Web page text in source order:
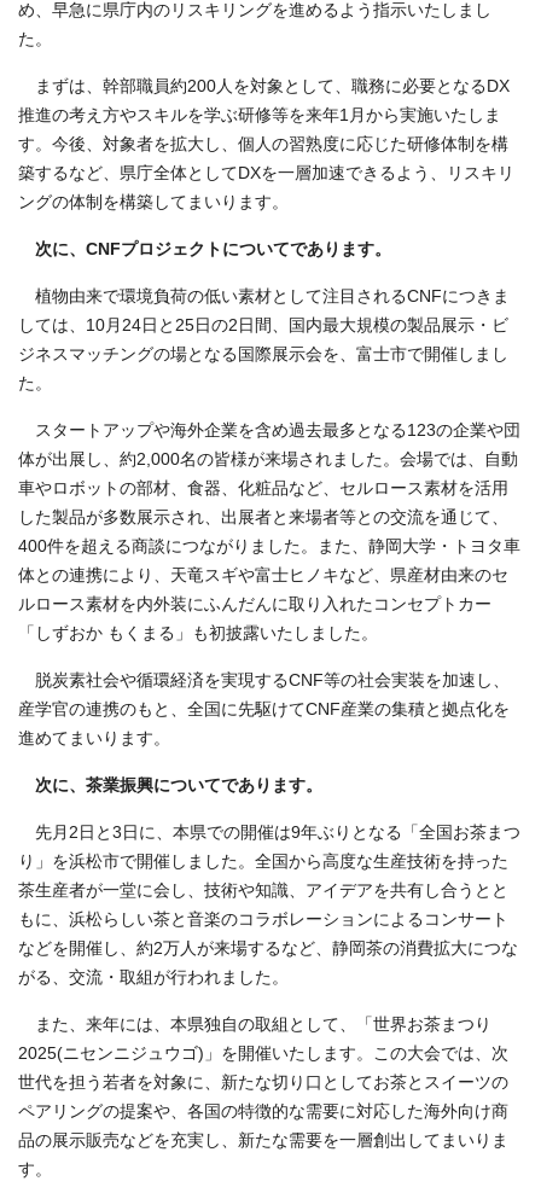
め、早急に県庁内のリスキリングを進めるよう指示いたしまし
た。
まずは、幹部職員約200人を対象として、職務に必要となるDX
推進の考え方やスキルを学ぶ研修等を来年1月から実施いたしま
す。今後、対象者を拡大し、個人の習熟度に応じた研修体制を構
築するなど、県庁全体としてDXを一層加速できるよう、リスキリ
ングの体制を構築してまいります。
次に、CNFプロジェクトについてであります。
植物由来で環境負荷の低い素材として注目されるCNFにつきま
しては、10月24日と25日の2日間、国内最大規模の製品展示・ビ
ジネスマッチングの場となる国際展示会を、富士市で開催しまし
た。
スタートアップや海外企業を含め過去最多となる123の企業や団
体が出展し、約2,000名の皆様が来場されました。会場では、自動
車やロボットの部材、食器、化粧品など、セルロース素材を活用
した製品が多数展示され、出展者と来場者等との交流を通じて、
400件を超える商談につながりました。また、静岡大学・トヨタ車
体との連携により、天竜スギや富士ヒノキなど、県産材由来のセ
ルロース素材を内外装にふんだんに取り入れたコンセプトカー
「しずおか もくまる」も初披露いたしました。
脱炭素社会や循環経済を実現するCNF等の社会実装を加速し、
産学官の連携のもと、全国に先駆けてCNF産業の集積と拠点化を
進めてまいります。
次に、茶業振興についてであります。
先月2日と3日に、本県での開催は9年ぶりとなる「全国お茶まつ
り」を浜松市で開催しました。全国から高度な生産技術を持った
茶生産者が一堂に会し、技術や知識、アイデアを共有し合うとと
もに、浜松らしい茶と音楽のコラボレーションによるコンサート
などを開催し、約2万人が来場するなど、静岡茶の消費拡大につな
がる、交流・取組が行われました。
また、来年には、本県独自の取組として、「世界お茶まつり
2025(ニセンニジュウゴ)」を開催いたします。この大会では、次
世代を担う若者を対象に、新たな切り口としてお茶とスイーツの
ペアリングの提案や、各国の特徴的な需要に対応した海外向け商
品の展示販売などを充実し、新たな需要を一層創出してまいりま
す。